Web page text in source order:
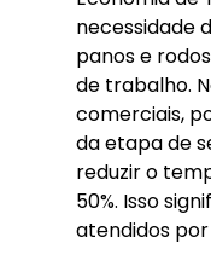
necessidade
panos e
de trabalho.
comerciais,
da etapa de
reduzir o
50%. Isso
atendidos